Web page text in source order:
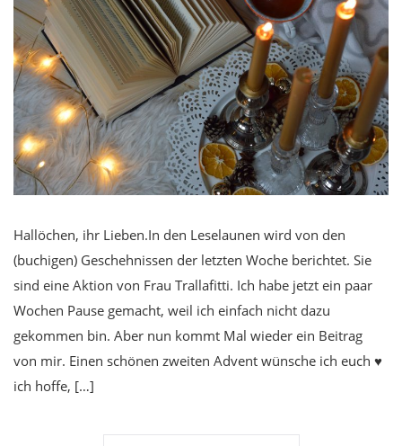
Hallöchen, ihr Lieben.In den Leselaunen wird von den
(buchigen) Geschehnissen der letzten Woche berichtet. Sie
sind eine Aktion von Frau Trallafitti. Ich habe jetzt ein paar
Wochen Pause gemacht, weil ich einfach nicht dazu
gekommen bin. Aber nun kommt Mal wieder ein Beitrag
von mir. Einen schönen zweiten Advent wünsche ich euch ♥
ich hoffe, […]